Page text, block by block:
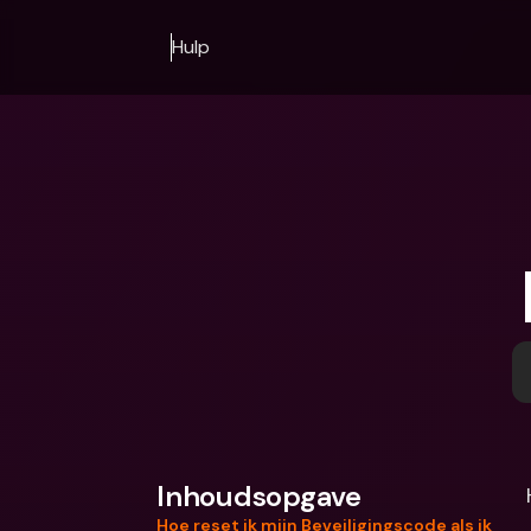
Hulp
Inhoudsopgave
Hoe reset ik mijn Beveiligingscode als ik